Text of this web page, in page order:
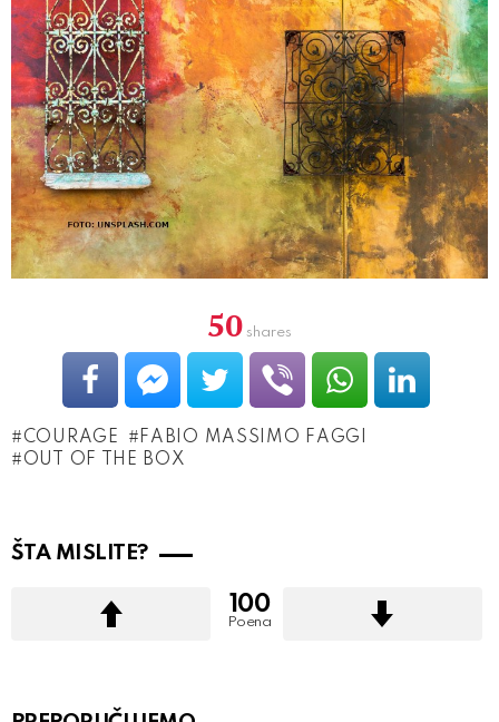
50 shares
COURAGE
FABIO MASSIMO FAGGI
OUT OF THE BOX
ŠTA MISLITE?
100
Poena